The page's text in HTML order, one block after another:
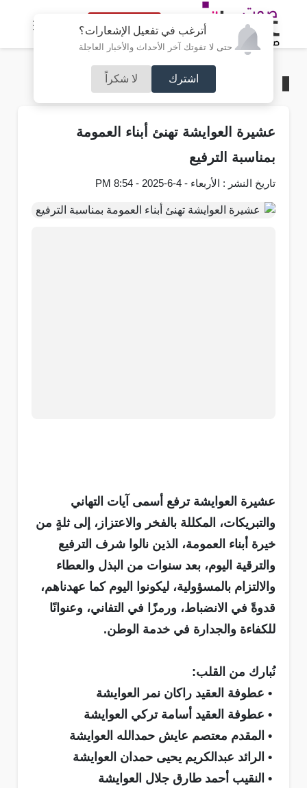
أترغب في تفعيل الإشعارات؟
حتى لا تفوتك آخر الأحداث والأخبار العاجلة
اشترك لا شكراً
النسخة الكاملة
مناسبات
عشيرة العوايشة تهنئ أبناء العمومة
بمناسبة الترفيع
تاريخ النشر : الأربعاء - 4-6-2025 - 8:54 PM
عشيرة العوايشة ترفع أسمى آيات التهاني
والتبريكات، المكللة بالفخر والاعتزاز، إلى ثلةٍ من
خيرة أبناء العمومة، الذين نالوا شرف الترفيع
والترقية اليوم، بعد سنوات من البذل والعطاء
والالتزام بالمسؤولية، ليكونوا اليوم كما عهدناهم،
قدوةً في الانضباط، ورمزًا في التفاني، وعنوانًا
للكفاءة والجدارة في خدمة الوطن.
نُبارك من القلب:
• عطوفة العقيد راكان نمر العوايشة
• عطوفة العقيد أسامة تركي العوايشة
• المقدم معتصم عايش حمدالله العوايشة
• الرائد عبدالكريم يحيى حمدان العوايشة
• النقيب أحمد طارق جلال العوايشة